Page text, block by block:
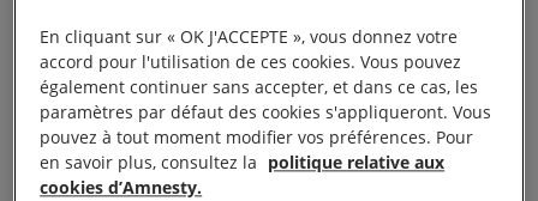
de 9H00-18H00 ; 9H00-17H00, Salle Théophile Plé
Livres d’occasion majoritairement vendus de 0,5
(poche) à 2 € (grand format). Vente de calendriers
En cliquant sur « OK J'ACCEPTE », vous donnez votre
accord pour l'utilisation de ces cookies. Vous pouvez
également continuer sans accepter, et dans ce cas, les
paramètres par défaut des cookies s'appliqueront. Vous
pouvez à tout moment modifier vos préférences. Pour
en savoir plus, consultez la politique relative aux
cookies d’Amnesty.